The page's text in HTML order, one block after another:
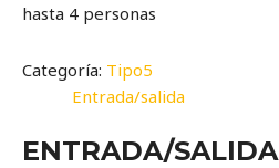
hasta 4 personas
Categoría: Tipo5
Entrada/salida
ENTRADA/SALIDA